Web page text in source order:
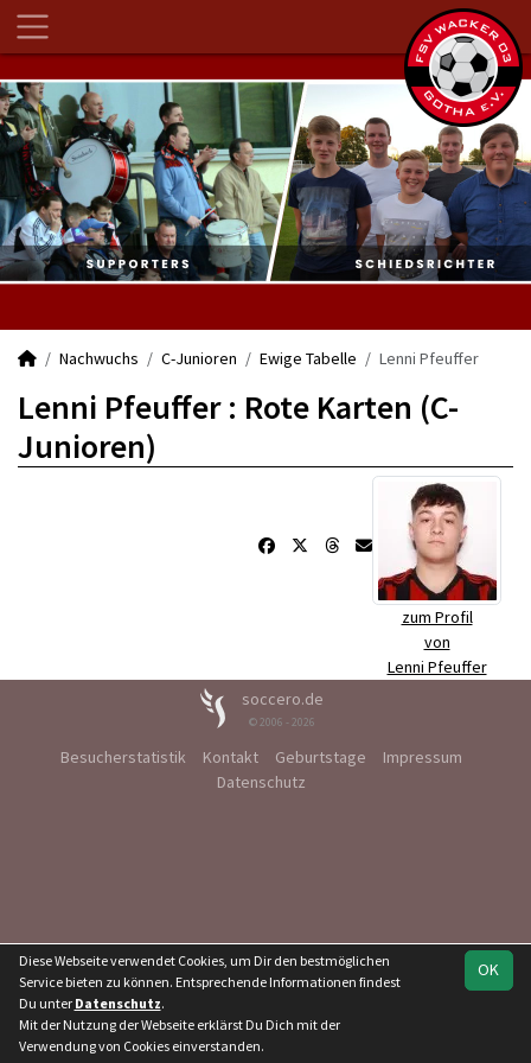
Nachwuchs C-Junioren Ewige Tabelle Lenni Pfeuffer
Lenni Pfeuffer : Rote Karten (C-
Junioren)
zum Profil
von
Lenni Pfeuffer
soccero.de
© 2006 - 2026
Besucherstatistik Kontakt Geburtstage
Impressum
Datenschutz
OK
Diese Webseite verwendet Cookies, um Dir den bestmöglichen
Service bieten zu können. Entsprechende Informationen findest
Du unter Datenschutz.
Mit der Nutzung der Webseite erklärst Du Dich mit der
Verwendung von Cookies einverstanden.